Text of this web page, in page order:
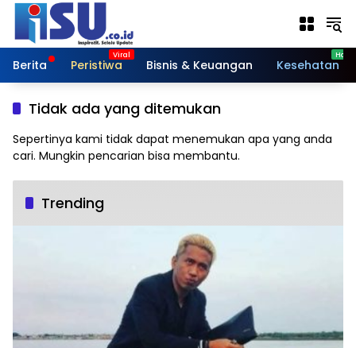
Langsung
konten
Berita
Peristiwa Bisnis & Keuangan Kesehatan
Tidak ada yang ditemukan
Sepertinya kami tidak dapat menemukan apa yang anda
cari. Mungkin pencarian bisa membantu.
Trending